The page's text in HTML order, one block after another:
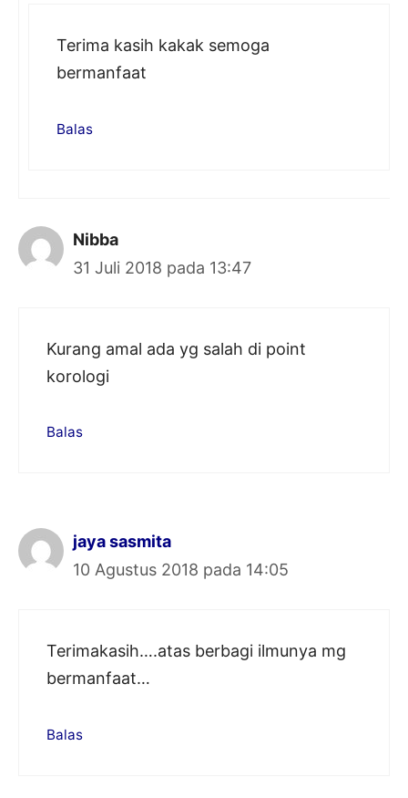
Terima kasih kakak semoga
bermanfaat
Balas
Nibba
31 Juli 2018 pada 13:47
Kurang amal ada yg salah di point
korologi
Balas
jaya sasmita
10 Agustus 2018 pada 14:05
Terimakasih….atas berbagi ilmunya mg
bermanfaat…
Balas